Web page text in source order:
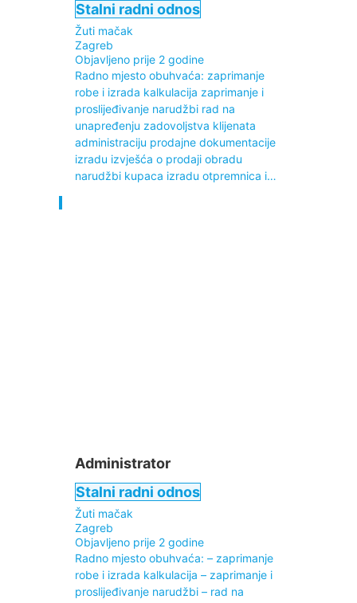
Stalni radni odnos
Žuti mačak
Zagreb
Objavljeno prije 2 godine
Radno mjesto obuhvaća: zaprimanje
robe i izrada kalkulacija zaprimanje i
proslijeđivanje narudžbi rad na
unapređenju zadovoljstva klijenata
administraciju prodajne dokumentacije
izradu izvješća o prodaji obradu
narudžbi kupaca izradu otpremnica i…
Administrator
Stalni radni odnos
Žuti mačak
Zagreb
Objavljeno prije 2 godine
Radno mjesto obuhvaća: – zaprimanje
robe i izrada kalkulacija – zaprimanje i
proslijeđivanje narudžbi – rad na